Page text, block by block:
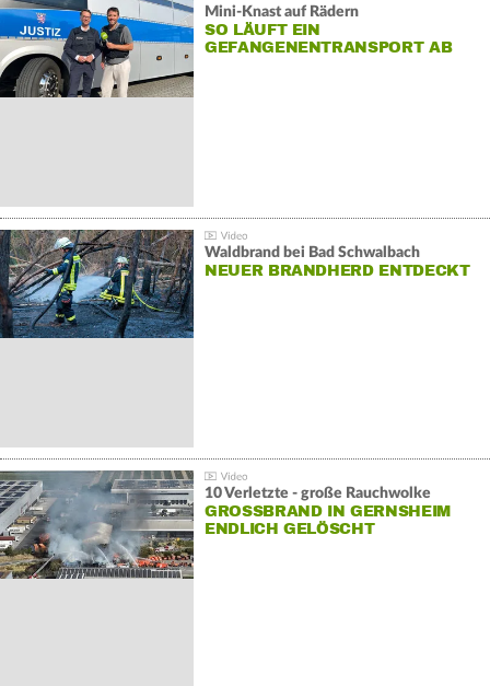
Mini-Knast auf Rädern
SO LÄUFT EIN
GEFANGENENTRANSPORT AB
Waldbrand bei Bad Schwalbach
NEUER BRANDHERD ENTDECKT
10 Verletzte - große Rauchwolke
GROSSBRAND IN GERNSHEIM E
NDLICH GELÖSCHT